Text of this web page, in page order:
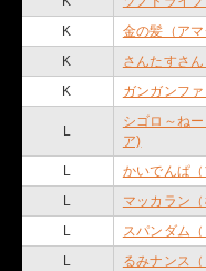
K
金の髪（ア
K
さんたすさ
K
ガンガンフ
L
シゴロ～ね
ア)
L かいでんぱ
L
マッカラン
L スパンダム
L るみナンス